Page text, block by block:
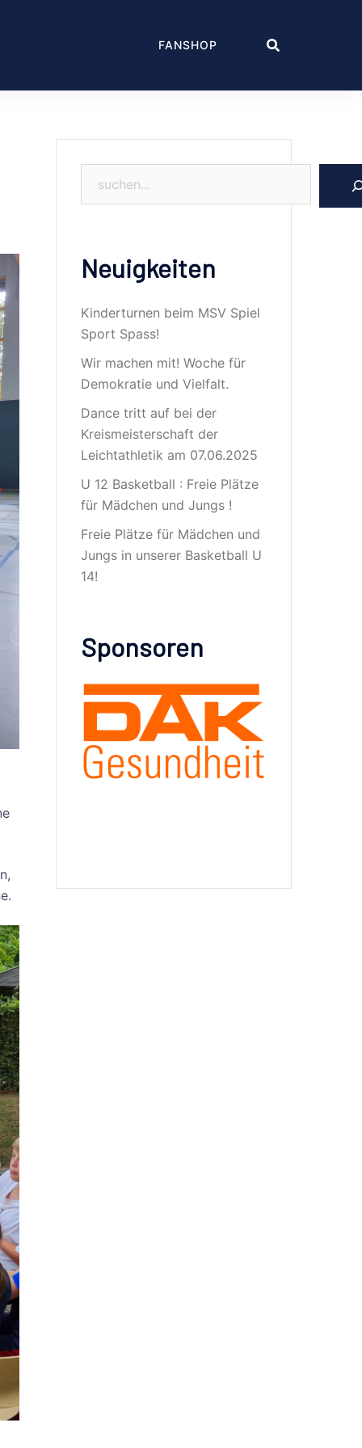
FANSHOP
Neuigkeiten
Kinderturnen beim MSV Spiel
Sport Spass!
Wir machen mit! Woche für
Demokratie und Vielfalt.
Dance tritt auf bei der
Kreismeisterschaft der
Leichtathletik am 07.06.2025
U 12 Basketball : Freie Plätze
für Mädchen und Jungs !
Freie Plätze für Mädchen und
Jungs in unserer Basketball U
14!
Sponsoren